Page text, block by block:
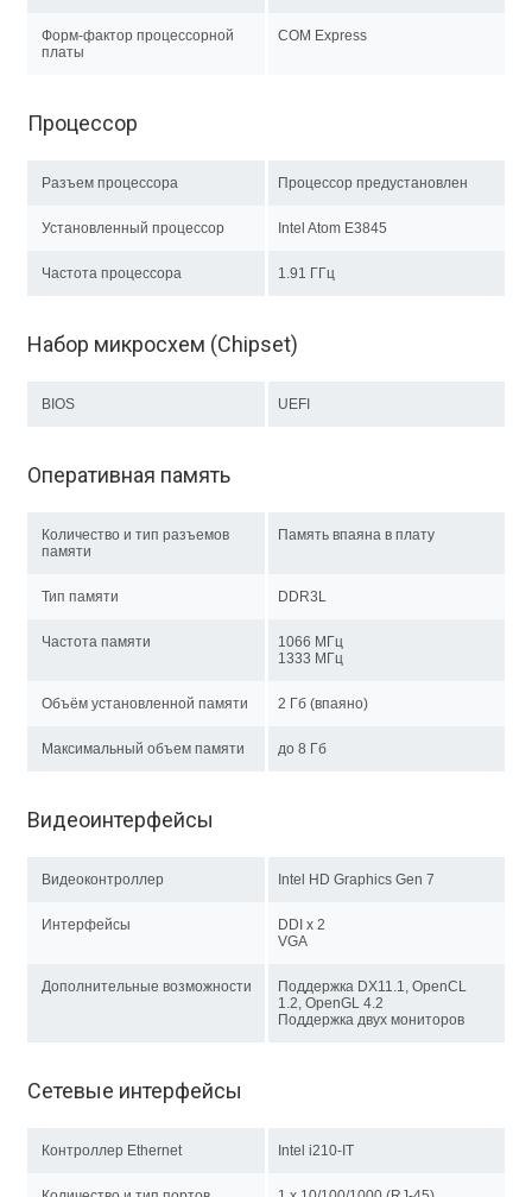
Форм-фактор процессорной
платы
COM Express
Процессор
Разъем процессора Процессор предустановлен
Установленный процессор Intel Atom E3845
Частота процессора 1.91 ГГц
Набор микросхем (Chipset)
BIOS UEFI
Оперативная память
Количество и тип разъемов
памяти
Память впаяна в плату
Тип памяти DDR3L
Частота памяти
1066 МГц
1333 МГц
Объём установленной памяти 2 Гб (впаянo)
Максимальный объем памяти до 8 Гб
Видеоинтерфейсы
Видеоконтроллер Intel HD Graphics Gen 7
Интерфейсы
DDI x 2
VGA
Дополнительные возможности
Поддержка DX11.1, OpenCL
1.2, OpenGL 4.2
Поддержка двух мониторов
Сетевые интерфейсы
Контроллер Ethernet Intel i210-IT